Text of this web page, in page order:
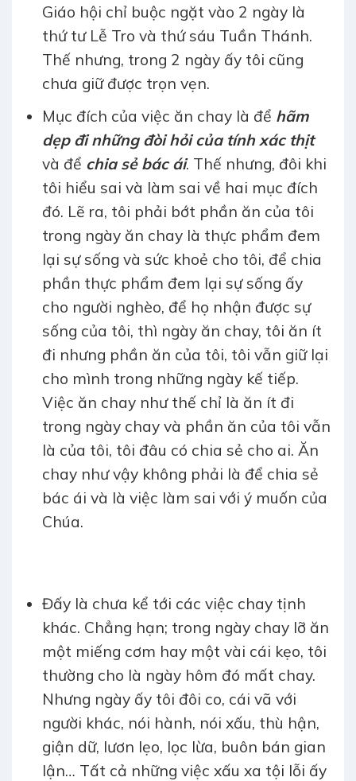
Giáo hội chỉ buộc ngặt vào 2 ngày là
thứ tư Lễ Tro và thứ sáu Tuần Thánh.
Thế nhưng, trong 2 ngày ấy tôi cũng
chưa giữ được trọn vẹn.
Mục đích của việc ăn chay là để hãm
dẹp đi những đòi hỏi của tính xác thịt
và để chia sẻ bác ái. Thế nhưng, đôi khi
tôi hiểu sai và làm sai về hai mục đích
đó. Lẽ ra, tôi phải bớt phần ăn của tôi
trong ngày ăn chay là thực phẩm đem
lại sự sống và sức khoẻ cho tôi, để chia
phần thực phẩm đem lại sự sống ấy
cho người nghèo, để họ nhận được sự
sống của tôi, thì ngày ăn chay, tôi ăn ít
đi nhưng phần ăn của tôi, tôi vẫn giữ lại
cho mình trong những ngày kế tiếp.
Việc ăn chay như thế chỉ là ăn ít đi
trong ngày chay và phần ăn của tôi vẫn
là của tôi, tôi đâu có chia sẻ cho ai. Ăn
chay như vậy không phải là để chia sẻ
bác ái và là việc làm sai với ý muốn của
Chúa.
Đấy là chưa kể tới các việc chay tịnh
khác. Chẳng hạn; trong ngày chay lỡ ăn
một miếng cơm hay một vài cái kẹo, tôi
thường cho là ngày hôm đó mất chay.
Nhưng ngày ấy tôi đôi co, cái vã với
người khác, nói hành, nói xấu, thù hận,
giận dữ, lươn lẹo, lọc lừa, buôn bán gian
lận… Tất cả những việc xấu xa tội lỗi ấy